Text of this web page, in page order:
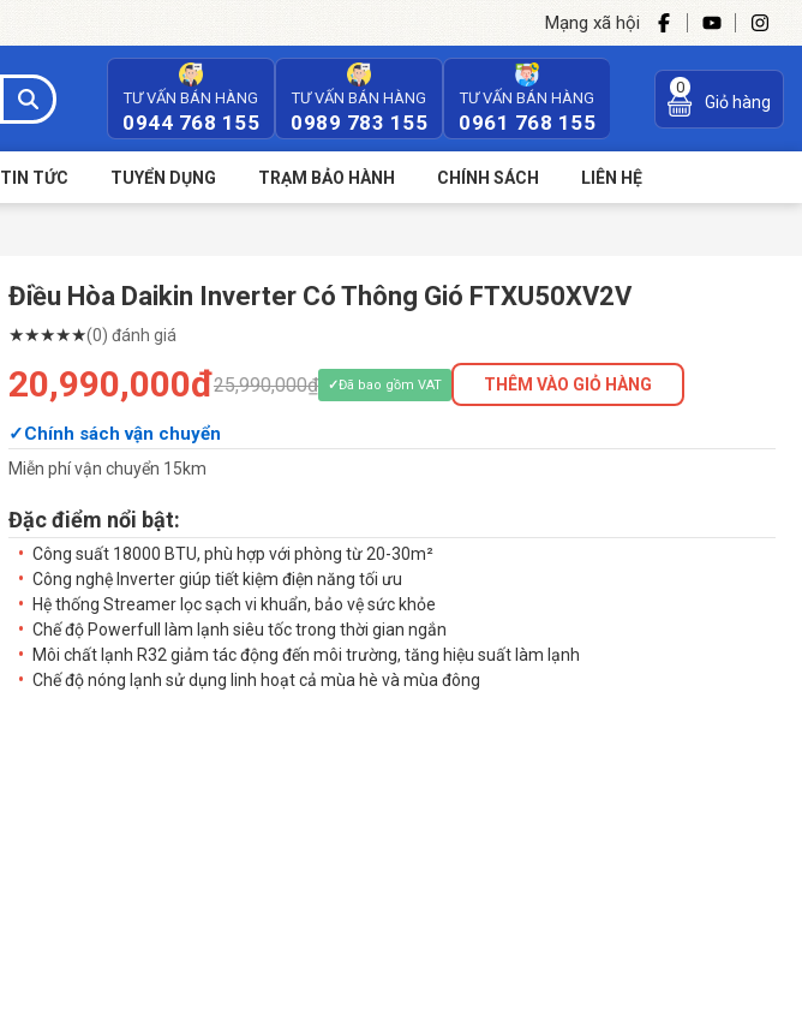
Mạng xã hội
TƯ VẤN BÁN HÀNG
0944 768 155
TƯ VẤN BÁN HÀNG
0989 783 155
TƯ VẤN BÁN HÀNG
0961 768 155
0
Giỏ hàng
TIN TỨC TUYỂN DỤNG TRẠM BẢO HÀNH CHÍNH SÁCH LIÊN HỆ
Điều Hòa Daikin Inverter Có Thông Gió FTXU50XV2V
★★★★★(0) đánh giá
20,990,000đ25,990,000₫ Đã bao gồm VAT THÊM VÀO GIỎ HÀNG
Chính sách vận chuyển
Miễn phí vận chuyển 15km
Đặc điểm nổi bật:
Công suất 18000 BTU, phù hợp với phòng từ 20-30m²
Công nghệ Inverter giúp tiết kiệm điện năng tối ưu
Hệ thống Streamer lọc sạch vi khuẩn, bảo vệ sức khỏe
Chế độ Powerfull làm lạnh siêu tốc trong thời gian ngắn
Môi chất lạnh R32 giảm tác động đến môi trường, tăng hiệu suất làm lạnh
Chế độ nóng lạnh sử dụng linh hoạt cả mùa hè và mùa đông